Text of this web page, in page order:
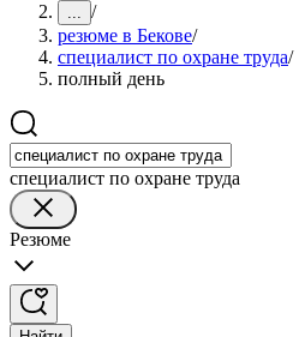
... /
резюме в Бекове/
специалист по охране труда/
полный день
специалист по охране труда
Резюме